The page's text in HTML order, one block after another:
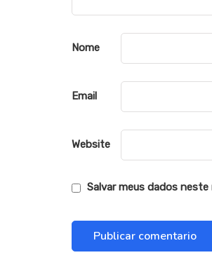
Nome
Email
Website
Salvar meus dados